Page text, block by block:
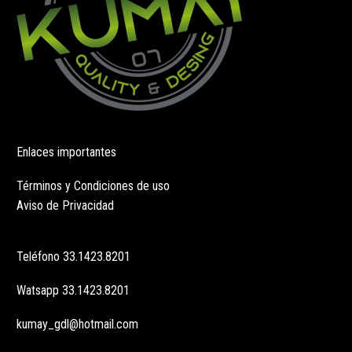
Enlaces importantes
Términos y Condiciones de uso
Aviso de Privacidad
Teléfono 33.1423.8201
Watsapp 33.1423.8201
kumay_gdl@hotmail.com